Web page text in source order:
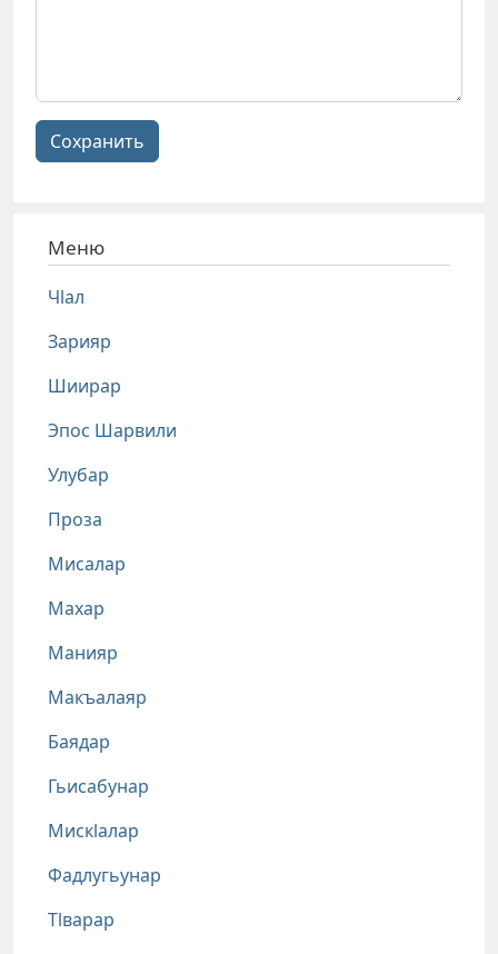
Сохранить
Меню
Чlал
Зарияр
Шиирар
Эпос Шарвили
Улубар
Проза
Мисалар
Махар
Манияр
Макъалаяр
Баядар
Гьисабунар
Мискlалар
Фадлугьунар
Тlварар